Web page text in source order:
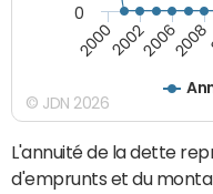
2000200220062008
0
© JDN 2026
L'annuité de la dette
d'emprunts et du